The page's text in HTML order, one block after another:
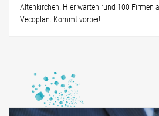
Altenkirchen. Hier warten rund 100 Firmen
Vecoplan. Kommt vorbei!